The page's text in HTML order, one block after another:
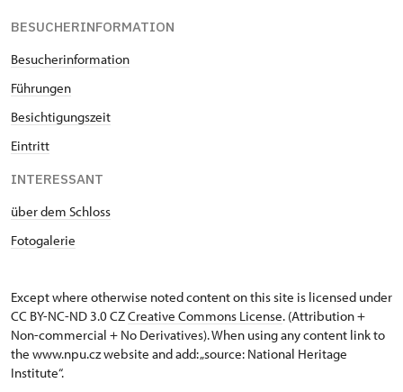
BESUCHERINFORMATION
Besucherinformation
Führungen
Besichtigungszeit
Eintritt
INTERESSANT
über dem Schloss
Fotogalerie
Except where otherwise noted content on this site is licensed under
CC BY-NC-ND 3.0 CZCreative Commons License. (Attribution +
Non-commercial + No Derivatives). When using any content link to
the www.npu.cz website and add: „source: National Heritage
Institute“.